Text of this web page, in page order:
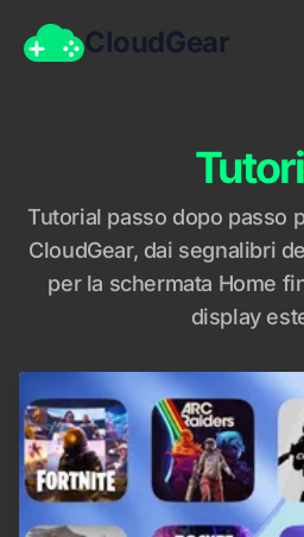
CloudGear
Tutorial passo dopo passo
CloudGear, dai segnalibri
per la schermata Home
display